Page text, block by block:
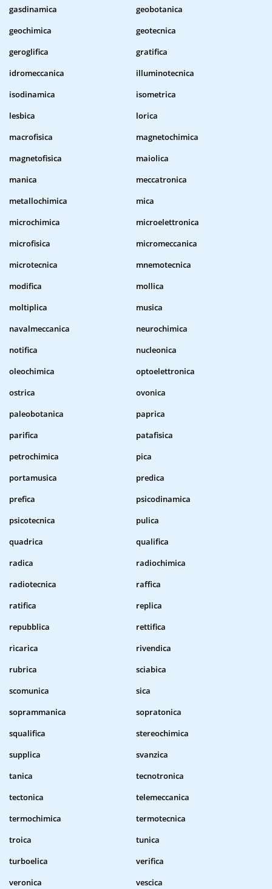
gasdinamica
geobotanica
geochimica
geotecnica
geroglifica
gratifica
idromeccanica
illuminotecnica
isodinamica
isometrica
lesbica
lorica
macrofisica
magnetochimica
magnetofisica
maiolica
manica
meccatronica
metallochimica
mica
microchimica
microelettronica
microfisica
micromeccanica
microtecnica
mnemotecnica
modifica
mollica
moltiplica
musica
navalmeccanica
neurochimica
notifica
nucleonica
oleochimica
optoelettronica
ostrica
ovonica
paleobotanica
paprica
parifica
patafisica
petrochimica
pica
portamusica
predica
prefica
psicodinamica
psicotecnica
pulica
quadrica
qualifica
radica
radiochimica
radiotecnica
raffica
ratifica
replica
repubblica
rettifica
ricarica
rivendica
rubrica
sciabica
scomunica
sica
soprammanica
sopratonica
squalifica
stereochimica
supplica
svanzica
tanica
tecnotronica
tectonica
telemeccanica
termochimica
termotecnica
troica
tunica
turboelica
verifica
veronica
vescica